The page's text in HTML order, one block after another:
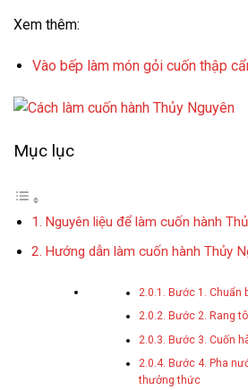
Xem thêm:
Vào bếp làm món gỏi cuốn thập
Mục lục
Nguyên liệu để làm cuốn hành
Hướng dẫn làm cuốn hành Thủy
Bước 1. Chuẩn
Bước 2. Rang
Bước 3. Cuốn
Bước 4. Pha
thưởng thức